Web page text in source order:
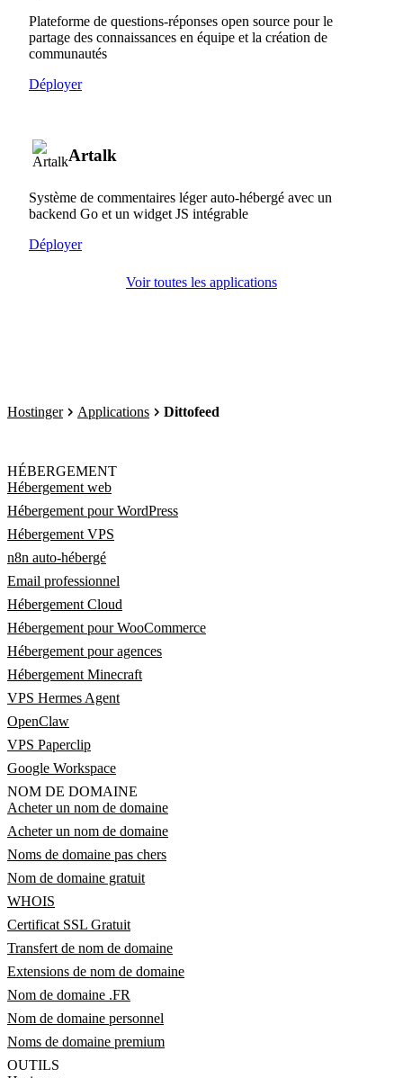
Plateforme de questions-réponses open source pour le
partage des connaissances en équipe et la création de
communautés
Déployer
Artalk
Système de commentaires léger auto-hébergé avec un
backend Go et un widget JS intégrable
Déployer
Voir toutes les applications
Hostinger Applications Dittofeed
HÉBERGEMENT
Hébergement web
Hébergement pour WordPress
Hébergement VPS
n8n auto-hébergé
Email professionnel
Hébergement Cloud
Hébergement pour WooCommerce
Hébergement pour agences
Hébergement Minecraft
VPS Hermes Agent
OpenClaw
VPS Paperclip
Google Workspace
NOM DE DOMAINE
Acheter un nom de domaine
Acheter un nom de domaine
Noms de domaine pas chers
Nom de domaine gratuit
WHOIS
Certificat SSL Gratuit
Transfert de nom de domaine
Extensions de nom de domaine
Nom de domaine .FR
Nom de domaine personnel
Noms de domaine premium
OUTILS